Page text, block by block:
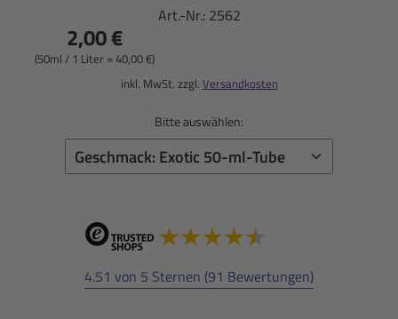
Art.-Nr.: 2562
2,00 €
(50ml / 1 Liter = 40,00 €)
inkl. MwSt. zzgl. Versandkosten
Bitte auswählen:
4.51 von 5 Sternen (91 Bewertungen)